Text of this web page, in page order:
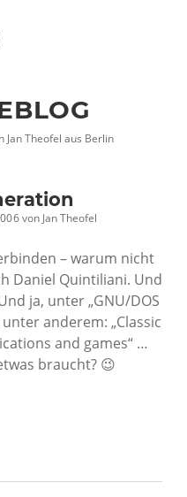
xing
Jan Theofel aus Berlin
von Jan Theofel
– warum nicht
Daniel Quintiliani. Und
ja, unter „GNU/DOS
anderem: „Classic
and games“ …
braucht? 😉